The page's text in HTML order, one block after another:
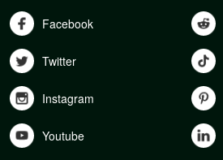
Facebook
Twitter
Instagram
Youtube